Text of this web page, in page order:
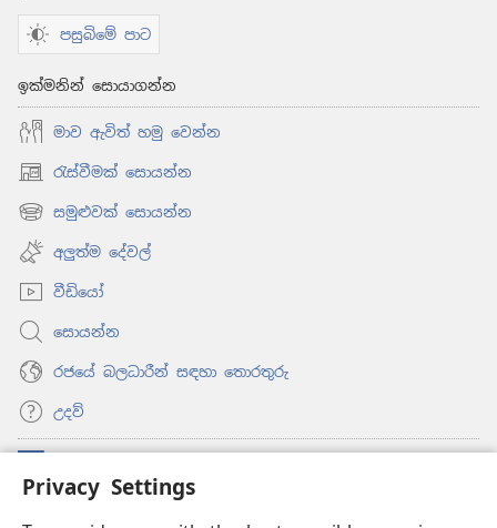
Privacy Settings
පසුබිමේ පාට
ඉක්මනින් සොයාගන්න
මාව ඇවිත් හමු වෙන්න
රැස්වීමක් සොයන්න
(opens
new
window)
සමුළුවක් සොයන්න
(opens
new
window)
අලුත්ම දේවල්
වීඩියෝ
සොයන්න
රජයේ බලධාරීන් සඳහා තොරතුරු
උදව්
(opens
new